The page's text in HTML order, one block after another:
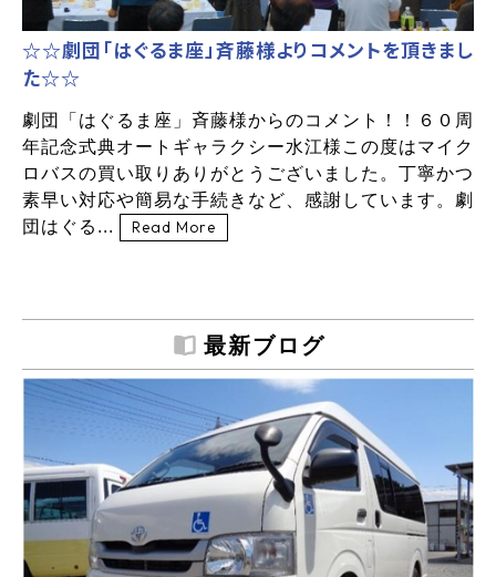
☆☆劇団「はぐるま座」斉藤様よりコメントを頂きまし
た☆☆
劇団「はぐるま座」斉藤様からのコメント！！６０周
年記念式典オートギャラクシー水江様この度はマイク
ロバスの買い取りありがとうございました。丁寧かつ
素早い対応や簡易な手続きなど、感謝しています。劇
団はぐる...
Read More
最新ブログ